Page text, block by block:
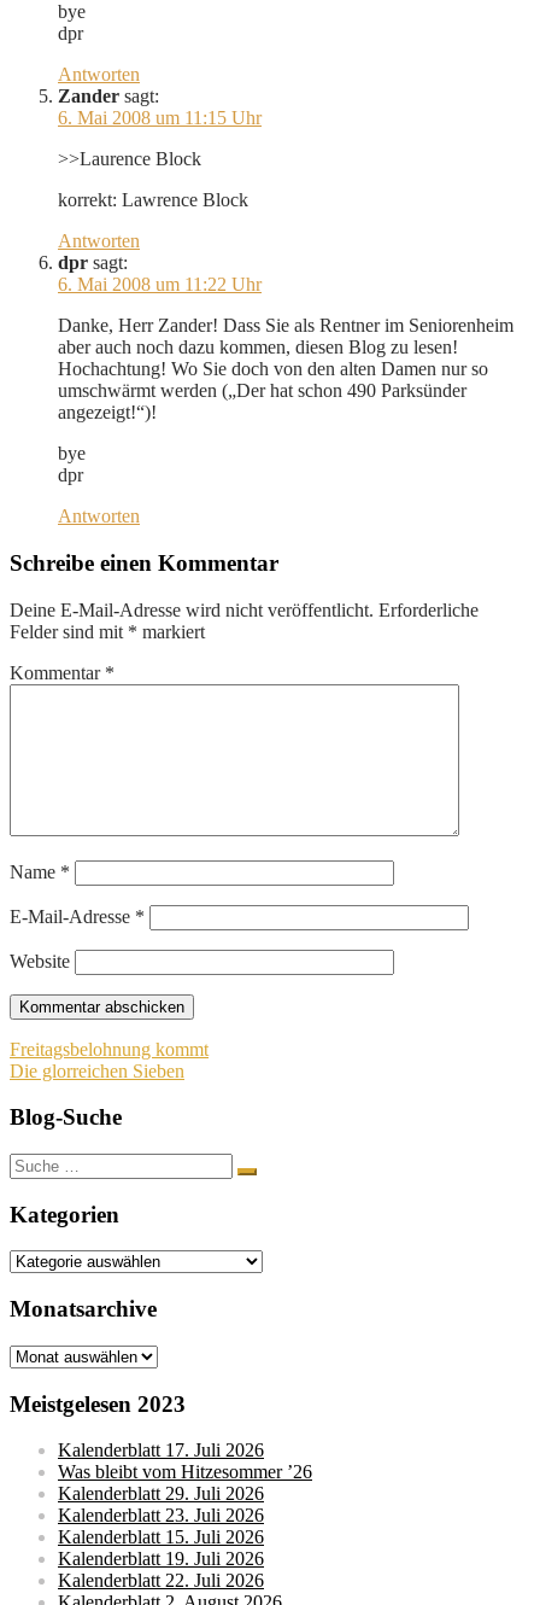
bye
dpr
Antworten
Zander sagt:
6. Mai 2008 um 11:15 Uhr
>>Laurence Block
korrekt: Lawrence Block
Antworten
dpr sagt:
6. Mai 2008 um 11:22 Uhr
Danke, Herr Zander! Dass Sie als Rentner im Seniorenheim
aber auch noch dazu kommen, diesen Blog zu lesen!
Hochachtung! Wo Sie doch von den alten Damen nur so
umschwärmt werden („Der hat schon 490 Parksünder
angezeigt!“)!
bye
dpr
Antworten
Schreibe einen Kommentar
Deine E-Mail-Adresse wird nicht veröffentlicht. Erforderliche
Felder sind mit * markiert
Kommentar *
Name *
E-Mail-Adresse *
Website
Beitragsnavigation
Freitagsbelohnung kommt
Die glorreichen Sieben
Blog-Suche
Suche
nach:
Kategorien
Kategorien
Monatsarchive
Monatsarchive
Meistgelesen 2023
Kalenderblatt 17. Juli 2026
Was bleibt vom Hitzesommer ’26
Kalenderblatt 29. Juli 2026
Kalenderblatt 23. Juli 2026
Kalenderblatt 15. Juli 2026
Kalenderblatt 19. Juli 2026
Kalenderblatt 22. Juli 2026